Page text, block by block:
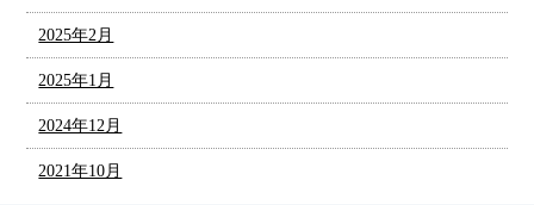
2025年2月
2025年1月
2024年12月
2021年10月